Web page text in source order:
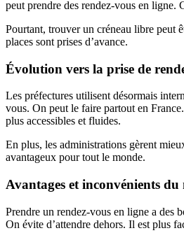
peut prendre des rendez-vous en ligne.
Pourtant, trouver un créneau libre peut
places sont prises d’avance.
Évolution vers la prise de
Les préfectures utilisent désormais
vous. On peut le faire partout en
plus accessibles et fluides.
En plus, les administrations gèrent
avantageux pour tout le monde.
Avantages et inconvénients du
Prendre un rendez-vous en ligne a des
On évite d’attendre dehors. Il est plus